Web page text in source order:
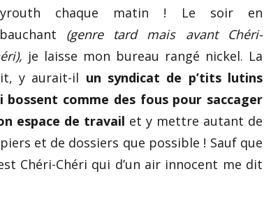
chaque matin ! Le soir en
(genre tard mais avant Chéri-
je laisse mon bureau rangé nickel. La
y aurait-il un syndicat de p’tits lutins
bossent comme des fous pour saccager
espace de travail et y mettre autant de
et de dossiers que possible ! Sauf que
Chéri-Chéri qui d’un air innocent me dit